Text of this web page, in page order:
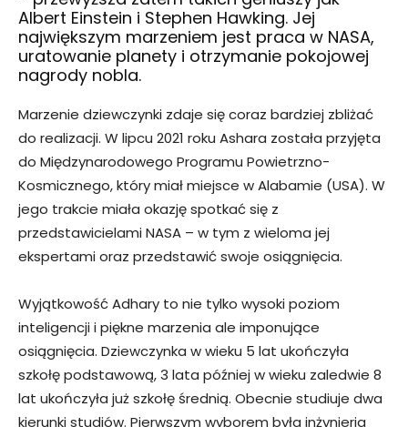
Albert Einstein i Stephen Hawking. Jej
największym marzeniem jest praca w NASA,
uratowanie planety i otrzymanie pokojowej
nagrody nobla.
Marzenie dziewczynki zdaje się coraz bardziej zbliżać
do realizacji. W lipcu 2021 roku Ashara została przyjęta
do Międzynarodowego Programu Powietrzno-
Kosmicznego, który miał miejsce w Alabamie (USA). W
jego trakcie miała okazję spotkać się z
przedstawicielami NASA – w tym z wieloma jej
ekspertami oraz przedstawić swoje osiągnięcia.
Wyjątkowość Adhary to nie tylko wysoki poziom
inteligencji i piękne marzenia ale imponujące
osiągnięcia. Dziewczynka w wieku 5 lat ukończyła
szkołę podstawową, 3 lata później w wieku zaledwie 8
lat ukończyła już szkołę średnią. Obecnie studiuje dwa
kierunki studiów. Pierwszym wyborem była inżynieria